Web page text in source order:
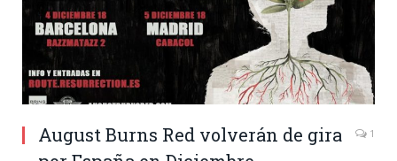
August Burns Red volverán de gira
1